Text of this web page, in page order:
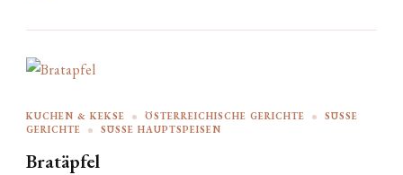
KUCHEN & KEKSE ÖSTERREICHISCHE GERICHTE
SÜSSE G
ERICHTE
SÜSSE HAUPTSPEISEN
Bratäpfel